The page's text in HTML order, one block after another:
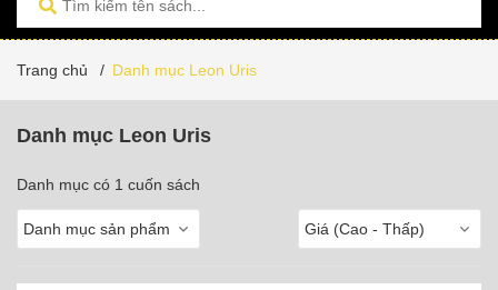
Trang chủ / Danh mục Leon Uris
Danh mục Leon Uris
Danh mục có 1 cuốn sách
Danh mục sản phẩm Giá (Cao - Thấp)